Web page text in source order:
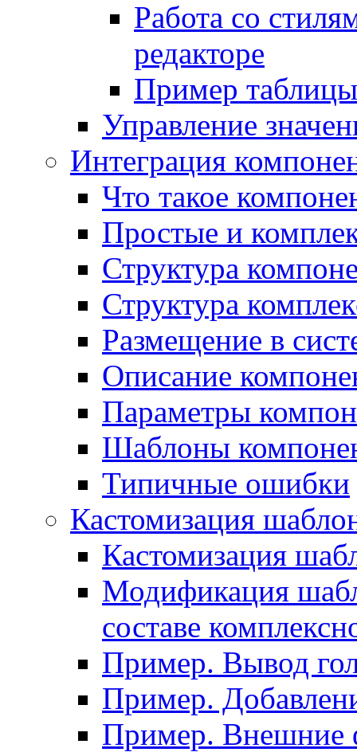
Работа со
редакторе
Пример
Управление
Интеграция
Что такое
Простые и
Структура
Структура
Размещение в
Описание
Параметры
Шаблоны
Типичные ошибки
Кастомизация
Кастомизация
Модификация
составе
Пример. Вывод
Пример.
Пример. Внешние